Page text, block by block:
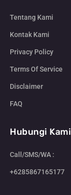
Tentang Kami
Kontak Kami
Privacy Policy
Terms Of Service
Disclaimer
FAQ
Hubungi Kami
Call/SMS/WA :
+6285867165177